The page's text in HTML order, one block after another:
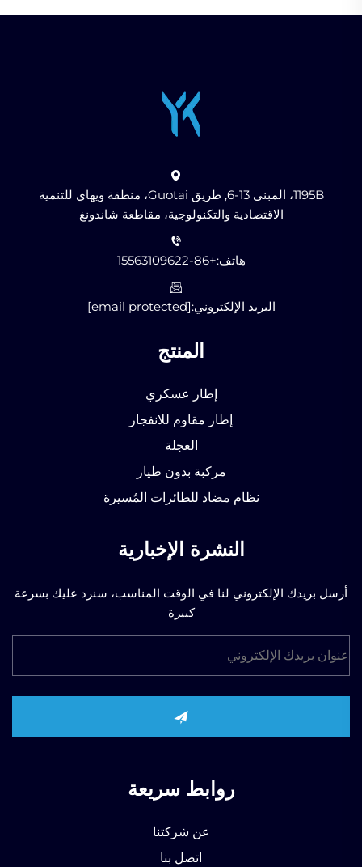
1195B، المبنى 13-6, طريق Guotai، منطقة ويهاي للتنمية
الاقتصادية والتكنولوجية، مقاطعة شاندونغ
هاتف:+86-15563109622
البريد الإلكتروني:[email protected]
المنتج
إطار عسكري
إطار مقاوم للانفجار
العجلة
مركبة بدون طيار
نظام مضاد للطائرات المُسيرة
النشرة الإخبارية
أرسل بريدك الإلكتروني لنا في الوقت المناسب، سنرد عليك بسرعة
كبيرة
روابط سريعة
عن شركتنا
اتصل بنا